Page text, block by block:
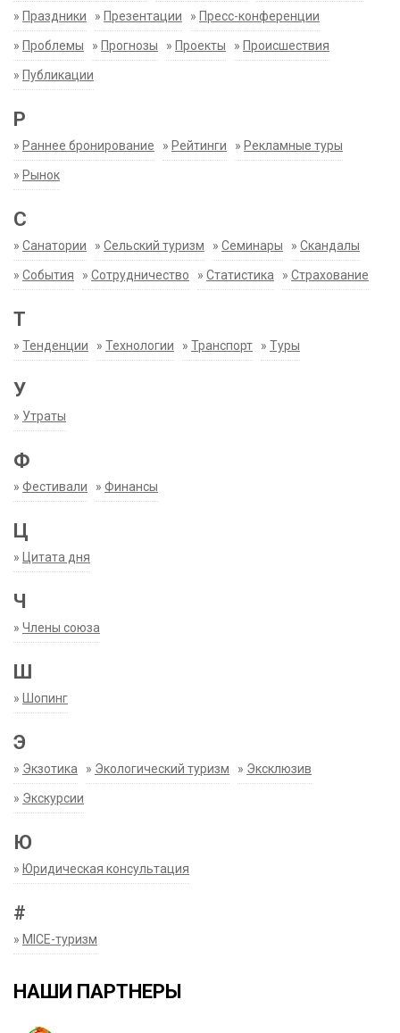
» Праздники » Презентации » Пресс-конференции
» Проблемы » Прогнозы » Проекты » Происшествия
» Публикации
Р
» Раннее бронирование » Рейтинги » Рекламные туры
» Рынок
С
» Санатории » Сельский туризм » Семинары » Скандалы
» События » Сотрудничество » Статистика » Страхование
Т
» Тенденции » Технологии » Транспорт » Туры
У
» Утраты
Ф
» Фестивали » Финансы
Ц
» Цитата дня
Ч
» Члены союза
Ш
» Шопинг
Э
» Экзотика » Экологический туризм » Эксклюзив
» Экскурсии
Ю
» Юридическая консультация
#
» MICE-туризм
НАШИ ПАРТНЕРЫ